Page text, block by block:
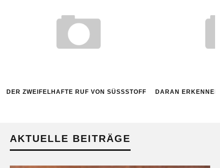
DER ZWEIFELHAFTE RUF VON SÜSSSTOFF DARAN
AKTUELLE BEITRÄGE